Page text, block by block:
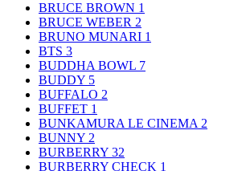
BRUCE BROWN 1
BRUCE WEBER 2
BRUNO MUNARI 1
BTS 3
BUDDHA BOWL 7
BUDDY 5
BUFFALO 2
BUFFET 1
BUNKAMURA LE CINEMA2
BUNNY 2
BURBERRY 32
BURBERRY CHECK 1